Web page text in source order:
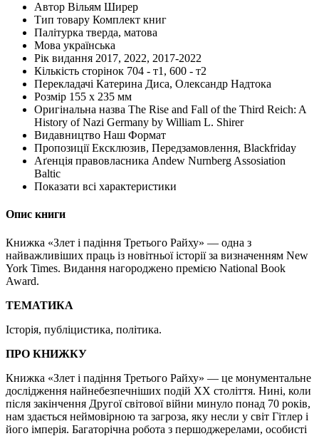
Автор Вільям Ширер
Тип товару Комплект книг
Палітурка тверда, матова
Мова українська
Рік видання 2017, 2022, 2017-2022
Кількість сторінок 704 - т1, 600 - т2
Перекладачі Катерина Диса, Олександр Надтока
Розмір 155 x 235 мм
Оригінальна назва The Rise and Fall of the Third Reich: A
History of Nazi Germany by William L. Shirer
Видавництво Наш Формат
Пропозиції Ексклюзив, Передзамовлення, Blackfriday
Аґенція правовласника Andew Nurnberg Assosiation
Baltic
Показати всі характеристики
Опис книги
Книжка «Злет і падіння Третього Райху» — одна з
найважливіших праць із новітньої історії за визначенням New
York Times. Видання нагороджено премією National Book
Award.
ТЕМАТИКА
Історія, публіцистика, політика.
ПРО КНИЖКУ
Книжка «Злет і падіння Третього Райху» — це монументальне
дослідження найнебезпечніших подій ХХ століття. Нині, коли
після закінчення Другої світової війни минуло понад 70 років,
нам здається неймовірною та загроза, яку несли у світ Гітлер і
його імперія. Багаторічна робота з першоджерелами, особисті